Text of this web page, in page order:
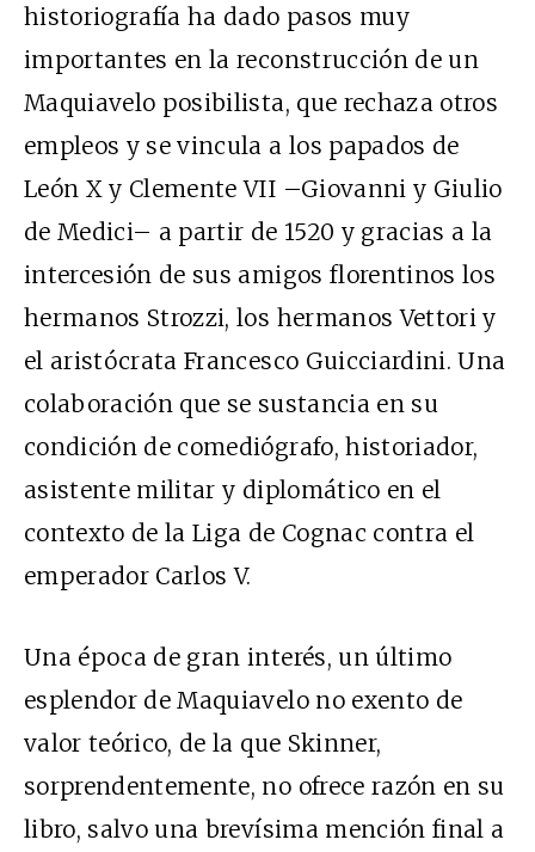
historiografía ha dado pasos muy
importantes en la reconstrucción de un
Maquiavelo posibilista, que rechaza otros
empleos y se vincula a los papados de
León X y Clemente VII –Giovanni y Giulio
de Medici– a partir de 1520 y gracias a la
intercesión de sus amigos florentinos los
hermanos Strozzi, los hermanos Vettori y
el aristócrata Francesco Guicciardini. Una
colaboración que se sustancia en su
condición de comediógrafo, historiador,
asistente militar y diplomático en el
contexto de la Liga de Cognac contra el
emperador Carlos V.
Una época de gran interés, un último
esplendor de Maquiavelo no exento de
valor teórico, de la que Skinner,
sorprendentemente, no ofrece razón en su
libro, salvo una brevísima mención final a